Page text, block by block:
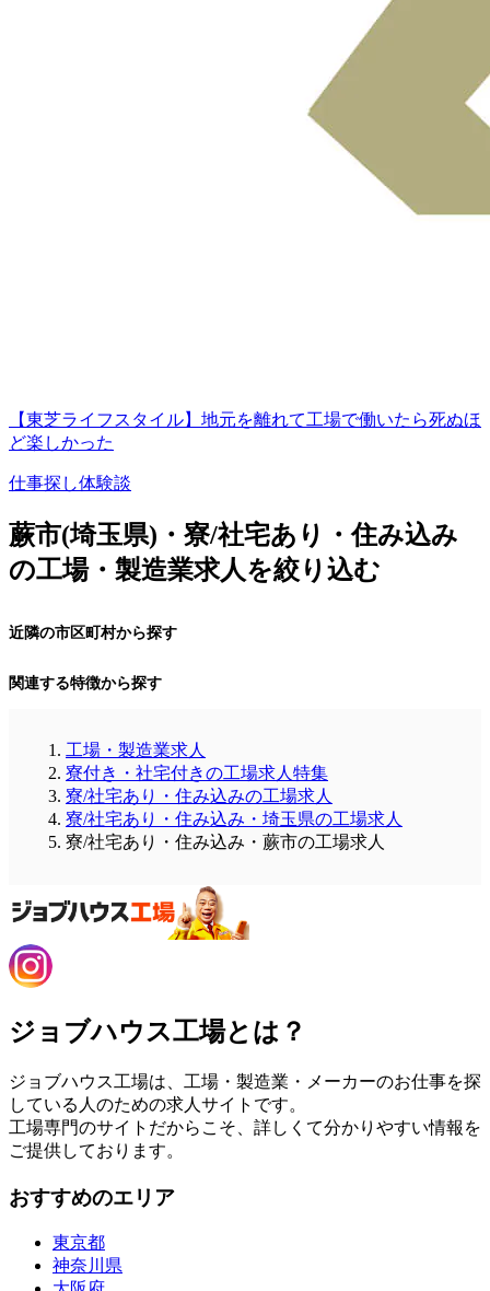
【東芝ライフスタイル】地元を離れて工場で働いたら死ぬほ
ど楽しかった
仕事探し体験談
蕨市(埼玉県)・寮/社宅あり・住み込み
の工場・製造業求人を絞り込む
近隣の市区町村から探す
関連する特徴から探す
工場・製造業求人
寮付き・社宅付きの工場求人特集
寮/社宅あり・住み込みの工場求人
寮/社宅あり・住み込み・埼玉県の工場求人
寮/社宅あり・住み込み・蕨市の工場求人
ジョブハウス工場とは？
ジョブハウス工場は、工場・製造業・メーカーのお仕事を探
している人のための求人サイトです。
工場専門のサイトだからこそ、詳しくて分かりやすい情報を
ご提供しております。
おすすめのエリア
東京都
神奈川県